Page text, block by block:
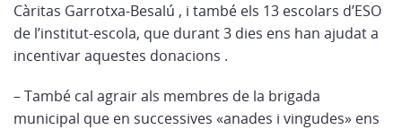
Càritas Garrotxa-Besalú , i també els 13 escolars d’ESO
de l’institut-escola, que durant 3 dies ens han ajudat a
incentivar aquestes donacions .
– També cal agrair als membres de la brigada
municipal que en successives «anades i vingudes» ens